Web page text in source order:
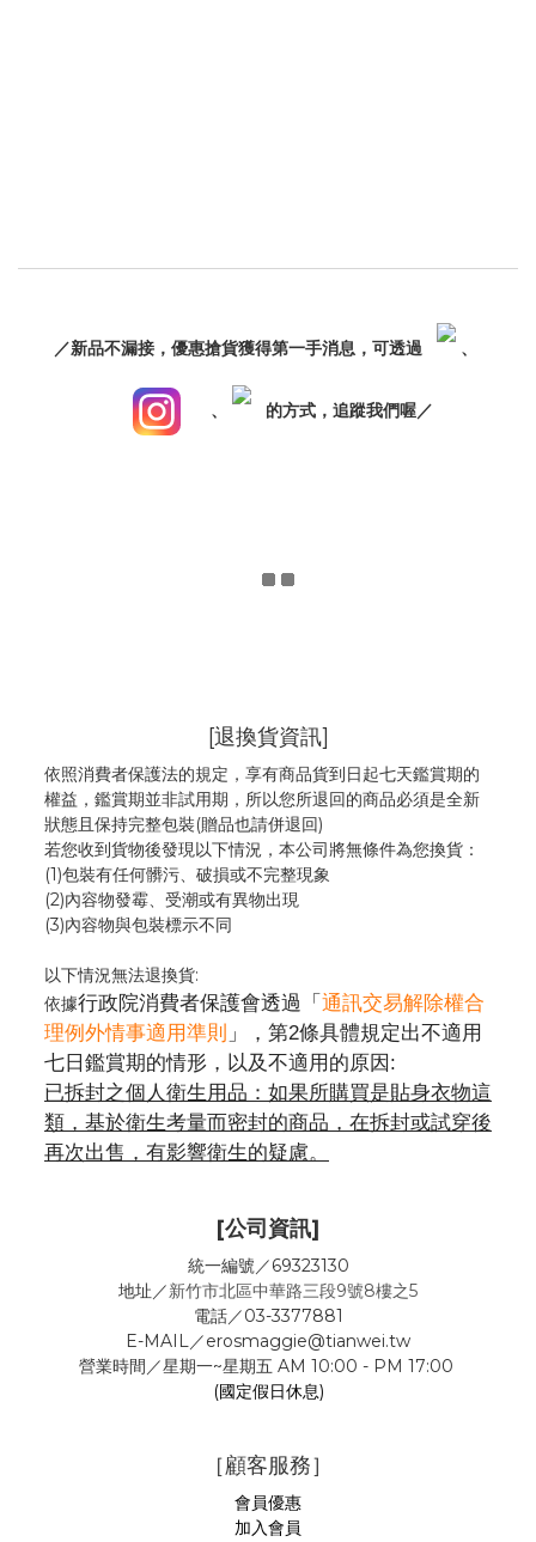
／新品不漏接，優惠搶貨獲得第一手消息，可透過 、
、 的方式，追蹤我們喔／
[退換貨資訊]
依照消費者保護法的規定，享有商品貨到日起七天鑑賞期的
權益，鑑賞期並非試用期，所以您所退回的商品必須是全新
狀態且保持完整包裝(贈品也請併退回)
若您收到貨物後發現以下情況，本公司將無條件為您換貨：
(1)包裝有任何髒污、破損或不完整現象
(2)內容物發霉、 受潮或有異物出現
(3)內容物與包裝標示不同
以下情況無法退換貨:
依據行政院消費者保護會透過「 通訊交易解除權合
理例外情事適用準則 」，第2條具體規定出不適用
七日鑑賞期的情形，以及不適用的原因:
已拆封之個人衛生用品：如果所購買是貼身衣物這
類，基於衛生考量而密封的商品，在拆封或試穿後
再次出售，有影響衛生的疑慮。
[公司資訊]
統一編號／69323130
地址／新竹市北區中華路三段9號8樓之5
電話／03-3377881
E-MAIL／erosmaggie@tianwei.tw
營業時間／星期一~星期五 AM 10:00 - PM 17:00
(國定假日休息)
［顧客服務］
會員優惠
加入會員